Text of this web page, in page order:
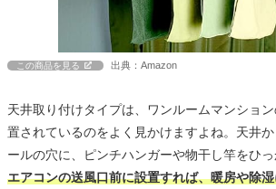
この商品を見る 出典：Amazon
天井取り付けタイプは、ワンルームマンショ
置されているのをよく見かけますよね。天井
ールの穴に、ピンチハンガーや物干し竿をひっ
エアコンの送風口前に設置すれば、暖房や除